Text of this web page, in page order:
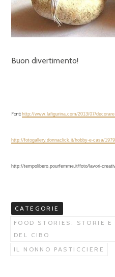
Buon divertimento!
Fonti: http://www.lafigurina.com/2013/07/
http://fotogallery.donnaclick.it/hobby-e-casa/
http://tempolibero.pourfemme.it/foto/lavori-
CATEGORIE
FOOD STORIES: STORIE
DEL CIBO
IL NONNO PASTICCIERE